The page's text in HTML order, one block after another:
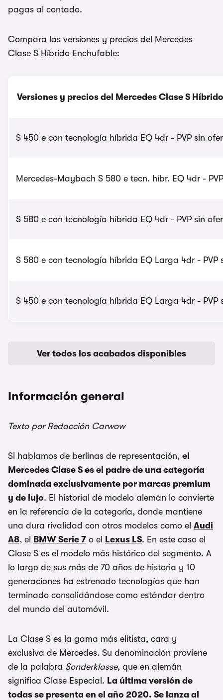
pagas al contado.
Compara las versiones y precios del Mercedes
Clase S Híbrido Enchufable:
Versiones y precios del Mercedes Clase S
S 450 e con tecnología híbrida EQ 4dr - PVP sin
Mercedes-Maybach S 580 e tecn. híbr. EQ 4dr -
S 580 e con tecnología híbrida EQ 4dr - PVP sin
S 580 e con tecnología híbrida EQ Larga 4dr - PVP
S 450 e con tecnología híbrida EQ Larga 4dr - PVP
Ver todos los acabados disponibles
Información general
Texto por Redacción Carwow
Si hablamos de berlinas de representación, el
Mercedes Clase S es el padre de una categoría
dominada exclusivamente por marcas premium
y de lujo. El historial de modelo alemán lo convierte
en la referencia de la categoría, donde mantiene
una dura rivalidad con otros modelos como el Audi
A8, el BMW Serie 7 o el Lexus LS. En este caso el
Clase S es el modelo más histórico del segmento. A
lo largo de sus más de 70 años de historia y 10
generaciones ha estrenado tecnologías que han
terminado consolidándose como estándar dentro
del mundo del automóvil.
La Clase S es la gama más elitista, cara y
exclusiva de Mercedes. Su denominación proviene
de la palabra Sonderklasse, que en alemán
significa Clase Especial. La última versión de
todas se presenta en el año 2020. Se lanza al